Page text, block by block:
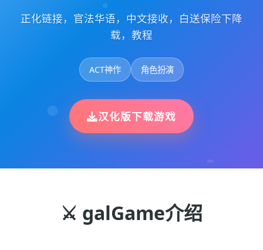
正化链接，官法华语，中文接收，白送保险下降
载，教程
ACT神作 角色扮演
汉化版下载游戏
⚔️ galGame介绍